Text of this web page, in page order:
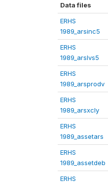
Data files
ERHS
1989_arsinc5
ERHS
1989_arslvs5
ERHS
1989_arsprodv
ERHS
1989_arsxcly
ERHS
1989_assetars
ERHS
1989_assetdeb
ERHS